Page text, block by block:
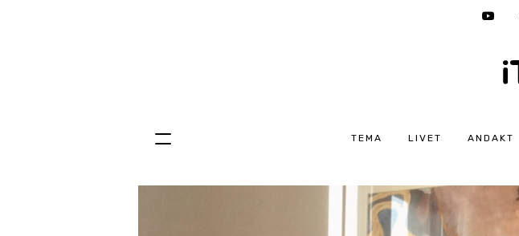
TEMA LIVET ANDAKT
Hopp